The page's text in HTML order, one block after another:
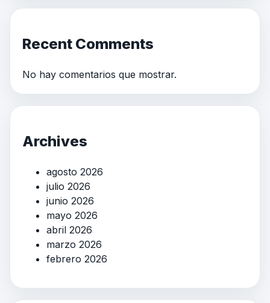
Recent Comments
No hay comentarios que mostrar.
Archives
agosto 2026
julio 2026
junio 2026
mayo 2026
abril 2026
marzo 2026
febrero 2026